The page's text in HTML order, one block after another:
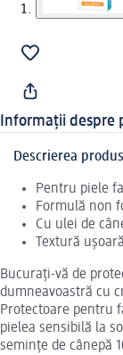
Informații despre
Descrierea
Pentru piele
Formulă non
Cu ulei de
Textură
Bucurați-vă de
dumneavoastră cu
Protectoare pentru
pielea sensibilă la
semințe de cânepă